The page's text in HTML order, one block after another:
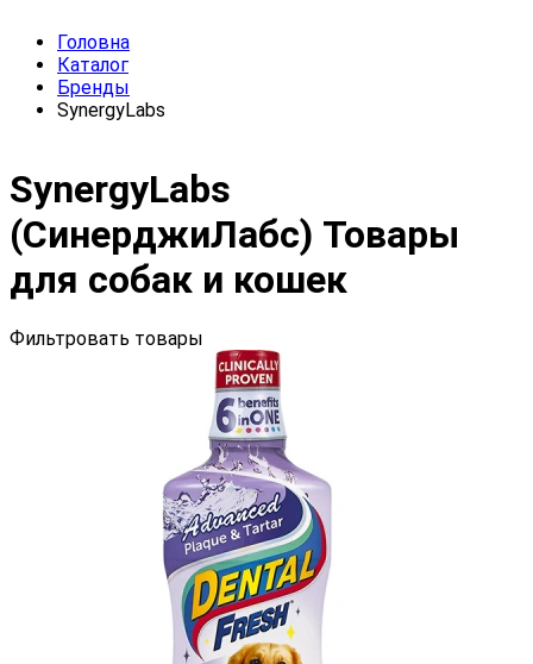
Головна
Каталог
Бренды
SynergyLabs
SynergyLabs
(СинерджиЛабс) Товары
для собак и кошек
Фильтровать товары